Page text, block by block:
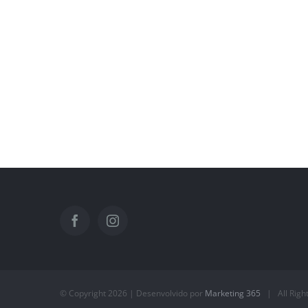
© Copyright 2026 | Desenvolvido por Marketing 365 | All